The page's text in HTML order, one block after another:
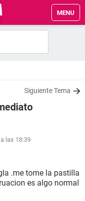
MENU
Siguiente Tema
las 18:39
.me tome la pastilla
es algo normal